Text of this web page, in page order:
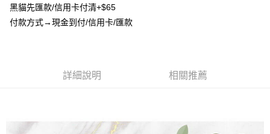
相關說明
【大哥付你分期使用說明】
3.實際核准額度、可分期數及費用金額請依後續交易確認頁面所載為準。
1.分期款項不併入電信帳單，「大哥付你分期」於每月結算日後寄送繳費提
AFTEE先享後付
【「AFTEE先享後付」結帳流程】
黑貓先匯款/信用卡付清+$65
付款方式→現金到付/信用卡/匯款
詳細說明 相關推薦